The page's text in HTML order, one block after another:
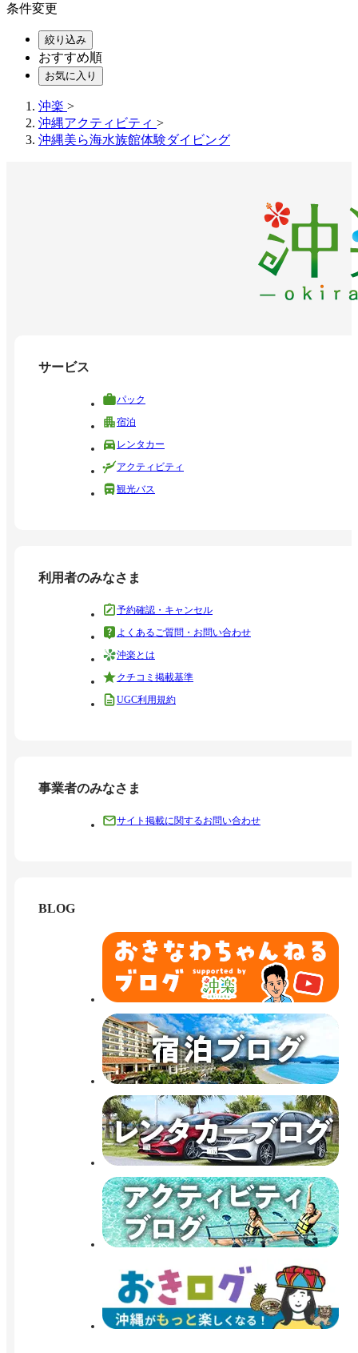
条件変更
絞り込み
おすすめ順
お気に入り
沖楽 >
沖縄アクティビティ >
沖縄美ら海水族館体験ダイビング
サービス
パック
宿泊
レンタカー
アクティビティ
観光バス
利用者のみなさま
予約確認・キャンセル
よくあるご質問・お問い合わせ
沖楽とは
クチコミ掲載基準
UGC利用規約
事業者のみなさま
サイト掲載に関するお問い合わせ
BLOG